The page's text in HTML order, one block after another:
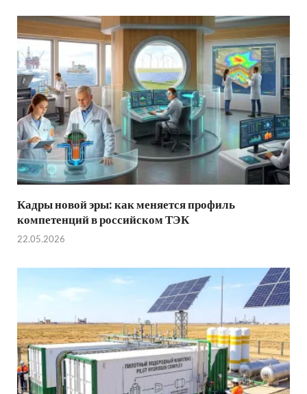
Кадры новой эры: как меняется профиль
компетенций в российском ТЭК
22.05.2026